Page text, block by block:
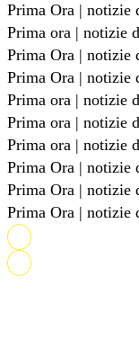
Prima Ora | notizie
Prima ora | notizie
Prima Ora | notizie
Prima Ora | notizie
Prima ora | notizie
Prima ora | notizie
Prima ora | notizie
Prima Ora | notizie
Prima Ora | notizie
Prima Ora | notizie